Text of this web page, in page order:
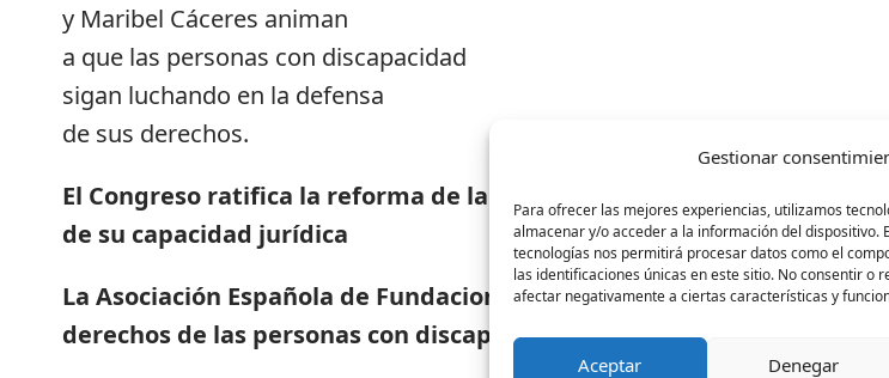
Gestionar
Para ofrecer las mejores experiencias, utilizamos
almacenar y/o acceder a la información del dispositivo.
tecnologías nos permitirá procesar datos como el
las identificaciones únicas en este sitio. No consentir o
afectar negativamente a ciertas características y
Aceptar Denegar
y Maribel Cáceres animan
a que las personas con discapacidad
sigan luchando en la defensa
de sus derechos.
El Congreso ratifica la reforma de la legislación civil y procesal para
de su capacidad jurídica
La Asociación Española de Fundaciones Tutelares (AEFT) y Plena
derechos de las personas con discapacidad intelectual o del